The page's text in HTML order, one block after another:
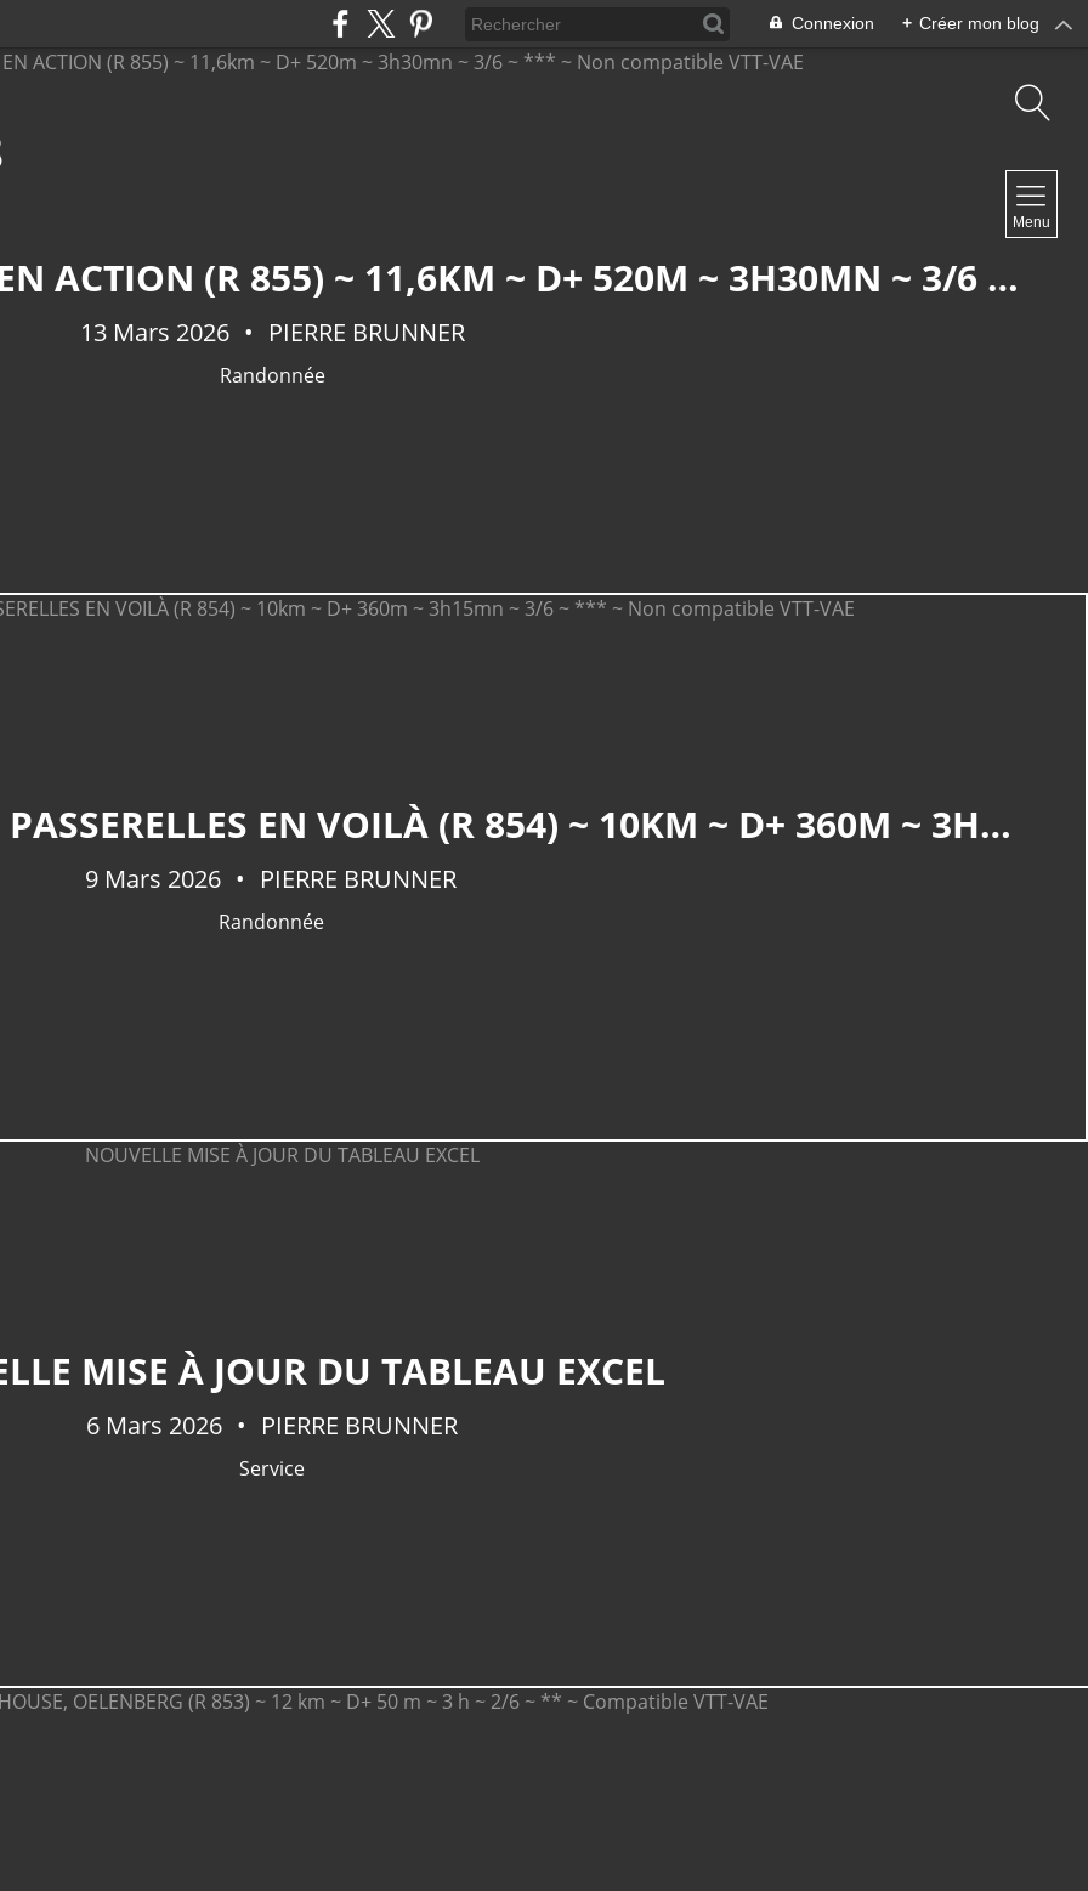
Connexion + Créer mon blog
Menu
STEINBACH : LE BON SENS EN ACTION (R 855) ~ 11,6KM ~ D+ 520M ~ 3H30MN ~ 3/6 ~ *** ~ NON COMPATIBLE VTT-VAE
13 Mars 2026 PIERRE BRUNNER
Randonnée
KRUTH-WILDENSTEIN : DES PASSERELLES EN VOILÀ (R 854) ~ 10KM ~ D+ 360M ~ 3H15MN ~ 3/6 ~ *** ~ NON COMPATIBLE VTT-VAE
9 Mars 2026 PIERRE BRUNNER
Randonnée
MISE À JOUR DU TABLEAU EXCEL
6 Mars 2026 PIERRE BRUNNER
Service
Contact
Service (169)